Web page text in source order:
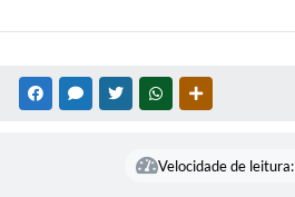
FACEBOOKMESSENGER
TWITTERWHATSAPP
Velocidade de leitura: